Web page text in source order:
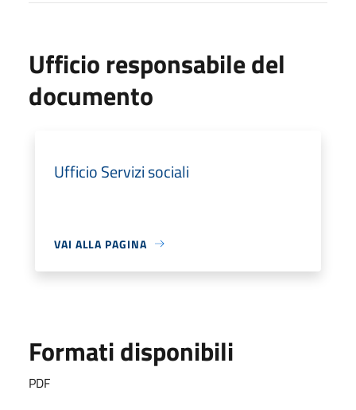
Ufficio responsabile del
documento
Ufficio Servizi sociali
VAI ALLA PAGINA
Formati disponibili
PDF